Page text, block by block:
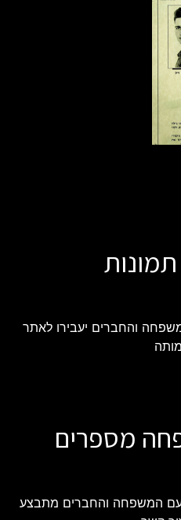
תמונות
והחברים יעבירו לאתר
מספרים
המשפחה והחברים מתבצע